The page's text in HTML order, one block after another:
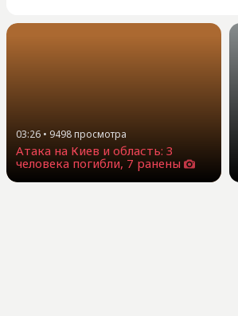
03:26 • 9498просмотра
Атака на Киев и область: 3
человека погибли, 7 ранены